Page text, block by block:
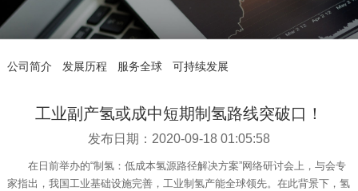
公司简介 发展历程 服务全球 可持续发展
工业副产氢或成中短期制氢路线突破口！
发布日期：2020-09-18 01:05:58
在日前举办的“制氢：低成本氢源路径解决方案”网络研讨会上，与会专
家指出，我国工业基础设施完善，工业制氢产能全球领先。在此背景下，氢